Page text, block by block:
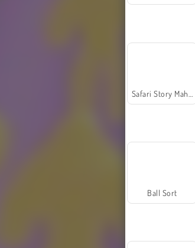
Ball Sort